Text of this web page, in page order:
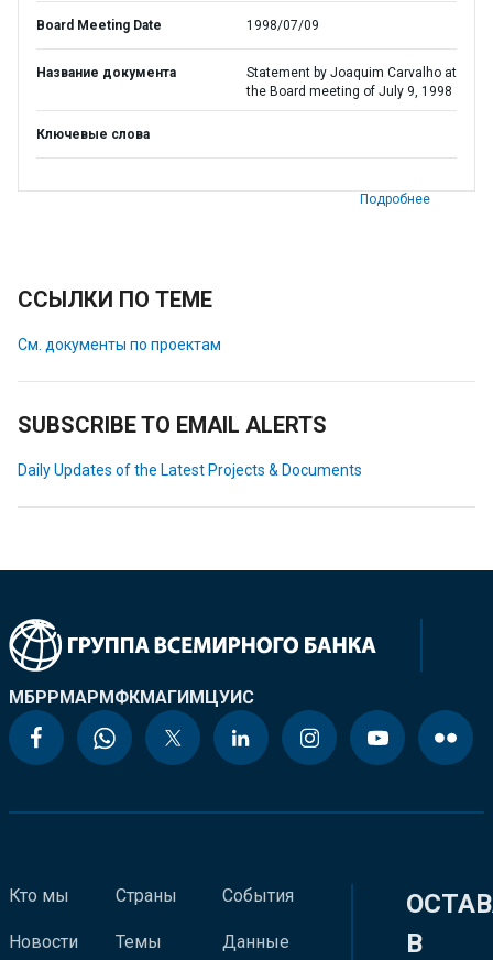
Board Meeting Date 1998/07/09
Название документа
Statement by Joaquim Carvalho at
the Board meeting of July 9, 1998
Ключевые слова
Подробнее
ССЫЛКИ ПО ТЕМЕ
См. документы по проектам
SUBSCRIBE TO EMAIL ALERTS
Daily Updates of the Latest Projects & Documents
МБРРМАРМФКМАГИМЦУИС
Кто мы
Новости
Страны
Темы
События
Данные
В